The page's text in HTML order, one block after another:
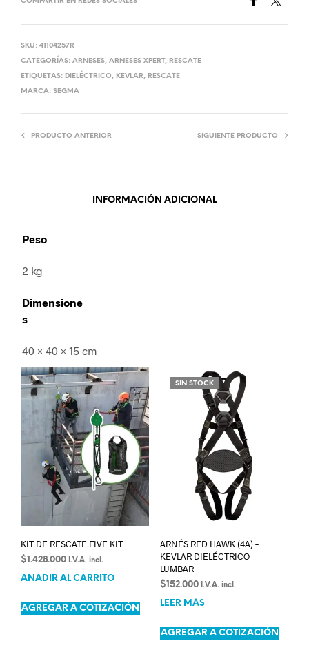
SKU: 41104257R
CATEGORÍAS: ARNESES, ARNESES XPERT, RESCATE
ETIQUETAS: DIELÉCTRICO, KEVLAR, RESCATE
MARCA: SEGMA
PRODUCTO ANTERIOR SIGUIENTE PRODUCTO
INFORMACIÓN ADICIONAL
Peso
2 kg
Dimensione
s
40 × 40 × 15 cm
KIT DE RESCATE FIVE KIT
$ 1.428.000 I.V.A. incl.
AÑADIR AL CARRITO
AGREGAR A COTIZACIÓN
SIN STOCK
ARNÉS RED HAWK (4A) –
KEVLAR DIELÉCTRICO
LUMBAR
$ 152.000 I.V.A. incl.
LEER MÁS
AGREGAR A COTIZACIÓN